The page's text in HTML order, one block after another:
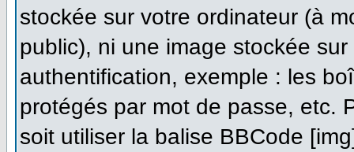
stockée sur votre ordinateur (à
public), ni une image stockée
authentification, exemple : les
protégés par mot de passe, etc.
soit utiliser la balise BBCode